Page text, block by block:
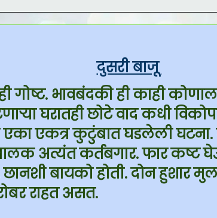
दुसरी बाजू
गोष्ट. भावबंदकी ही काही
घरातही छोटे वाद कधी
एका एकत्र कुटुंबात घडलेली
मालक अत्यंत कर्तबगार. फार
छानशी बायको होती. दोन हुशार
राहत असत.